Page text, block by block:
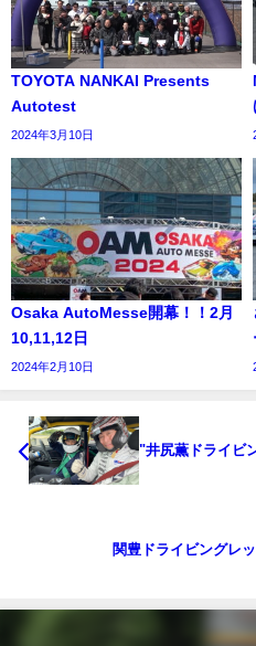
TOYOTA NANKAI Presents
Autotest
2024年3月10日
Osaka AutoMesse開幕！！2月
10,11,12日
2024年2月10日
"井尻薫ドライビ
関豊ドライビングレ